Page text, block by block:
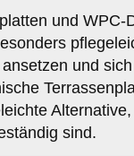
und WPC-
und
sind.